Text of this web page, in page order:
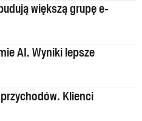
większą grupę e-
AI. Wyniki lepsze
Klienci